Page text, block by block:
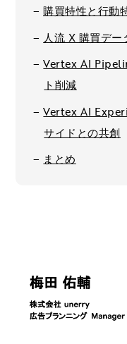
購買特性と行動
人流 X 購買デ
Vertex AI
ト削減
Vertex AI
サイドとの共創
まとめ